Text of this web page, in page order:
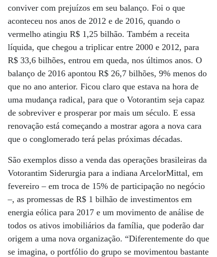
conviver com prejuízos em seu balanço. Foi o que
aconteceu nos anos de 2012 e de 2016, quando o
vermelho atingiu R$ 1,25 bilhão. Também a receita
líquida, que chegou a triplicar entre 2000 e 2012, para
R$ 33,6 bilhões, entrou em queda, nos últimos anos. O
balanço de 2016 apontou R$ 26,7 bilhões, 9% menos do
que no ano anterior. Ficou claro que estava na hora de
uma mudança radical, para que o Votorantim seja capaz
de sobreviver e prosperar por mais um século. E essa
renovação está começando a mostrar agora a nova cara
que o conglomerado terá pelas próximas décadas.
São exemplos disso a venda das operações brasileiras da
Votorantim Siderurgia para a indiana ArcelorMittal, em
fevereiro – em troca de 15% de participação no negócio
–, as promessas de R$ 1 bilhão de investimentos em
energia eólica para 2017 e um movimento de análise de
todos os ativos imobiliários da família, que poderão dar
origem a uma nova organização. “Diferentemente do que
se imagina, o portfólio do grupo se movimentou bastante